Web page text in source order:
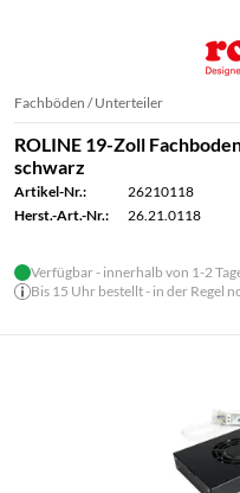
Fachböden / Unterteiler
ROLINE 19-Zoll
schwarz
Artikel-Nr.:
26210118
Herst.-Art.-Nr.:
26.21.0118
Verfügbar - innerhalb von 1-2
Bis 15 Uhr bestellt - in der Regel